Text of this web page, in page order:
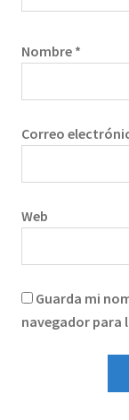
Nombre *
Correo
Web
Guarda mi
navegador para